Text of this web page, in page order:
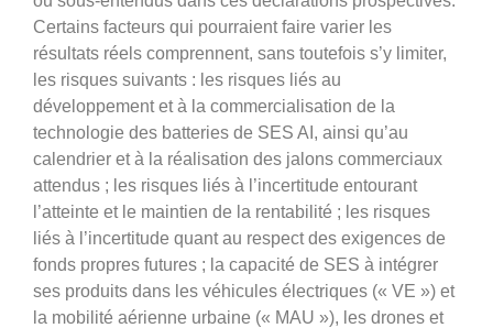
Certains facteurs qui pourraient faire varier les
résultats réels comprennent, sans toutefois s’y limiter,
les risques suivants : les risques liés au
développement et à la commercialisation de la
technologie des batteries de SES AI, ainsi qu’au
calendrier et à la réalisation des jalons commerciaux
attendus ; les risques liés à l’incertitude entourant
l’atteinte et le maintien de la rentabilité ; les risques
liés à l’incertitude quant au respect des exigences de
fonds propres futures ; la capacité de SES à intégrer
ses produits dans les véhicules électriques (« VE ») et
la mobilité aérienne urbaine (« MAU »), les drones et